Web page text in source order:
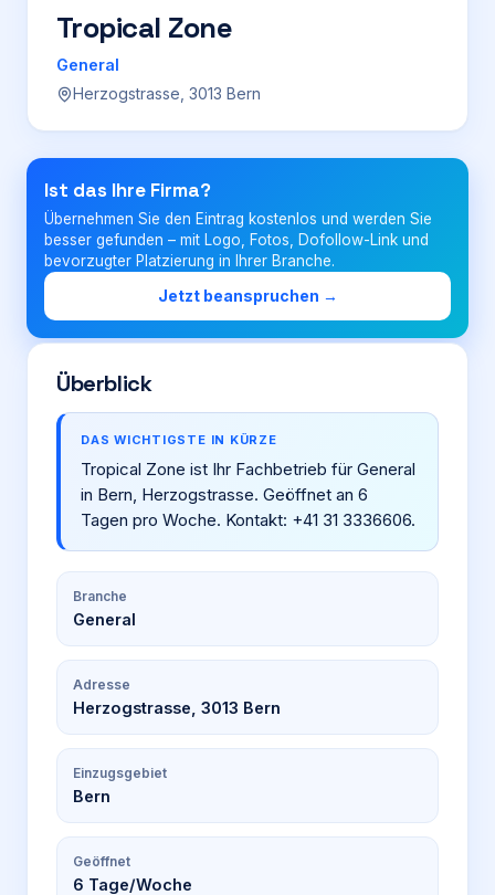
Preise
Für Firmen
Login
Firma eintragen
Tropical Zone
General
Herzogstrasse, 3013 Bern
Ist das Ihre Firma?
Übernehmen Sie den Eintrag kostenlos und werden Sie
besser gefunden – mit Logo, Fotos, Dofollow-Link und
bevorzugter Platzierung in Ihrer Branche.
Jetzt beanspruchen →
Überblick
DAS WICHTIGSTE IN KÜRZE
Tropical Zone ist Ihr Fachbetrieb für General
in Bern, Herzogstrasse. Geöffnet an 6
Tagen pro Woche. Kontakt: +41 31 3336606.
Branche
General
Adresse
Herzogstrasse, 3013 Bern
Einzugsgebiet
Bern
Geöffnet
6 Tage/Woche